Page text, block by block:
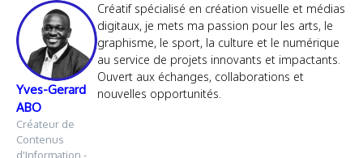
Yves-Gerard
ABO
Créateur de
Contenus
d'Information -
Créatif spécialisé en création visuelle et médias
digitaux, je mets ma passion pour les arts, le
graphisme, le sport, la culture et le numérique
au service de projets innovants et impactants.
Ouvert aux échanges, collaborations et
nouvelles opportunités.